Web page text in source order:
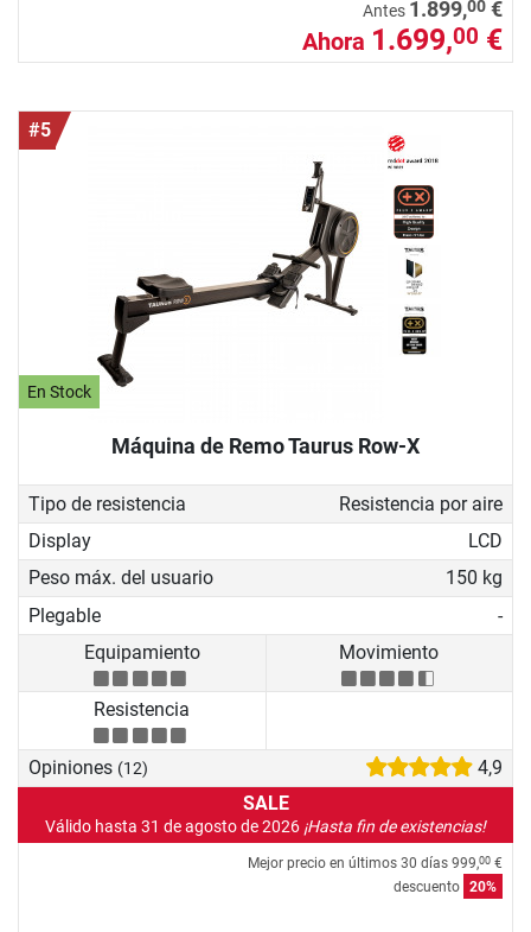
Antes 1.899,00 €
Ahora 1.699,00 €
#5
En Stock
Máquina de Remo Taurus Row-X
Tipo de resistencia
Resistencia por aire
Display
LCD
Peso máx. del usuario
150 kg
Plegable
-
Equipamiento
Movimiento
Resistencia
Opiniones (12)
4,9
SALE
Válido hasta 31 de agosto de 2026 ¡Hasta fin de existencias!
Mejor precio en últimos 30 días 999,00 €
descuento 20%